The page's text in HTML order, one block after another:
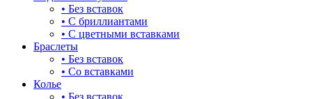
• Без вставок
• С бриллиантами
• С цветными вставками
Браслеты
• Без вставок
• Со вставками
Колье